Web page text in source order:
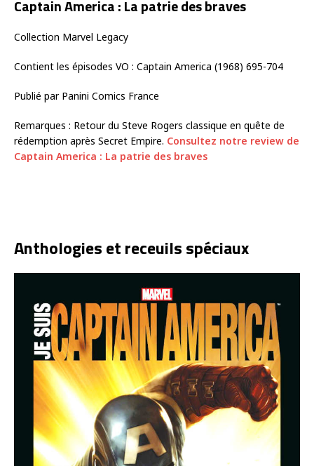
Captain America : La patrie des braves
Collection Marvel Legacy
Contient les épisodes VO : Captain America (1968) 695-704
Publié par Panini Comics France
Remarques : Retour du Steve Rogers classique en quête de
rédemption après Secret Empire. Consultez notre review de
Captain America : La patrie des braves
Anthologies et receuils spéciaux